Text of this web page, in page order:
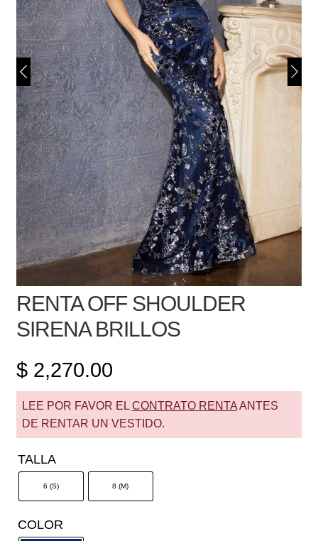
RENTA OFF SHOULDER
SIRENA BRILLOS
$2,270.00
LEE POR FAVOR EL CONTRATO RENTAANTES
DE RENTAR UN VESTIDO.
TALLA
6 (S) 8 (M)
COLOR